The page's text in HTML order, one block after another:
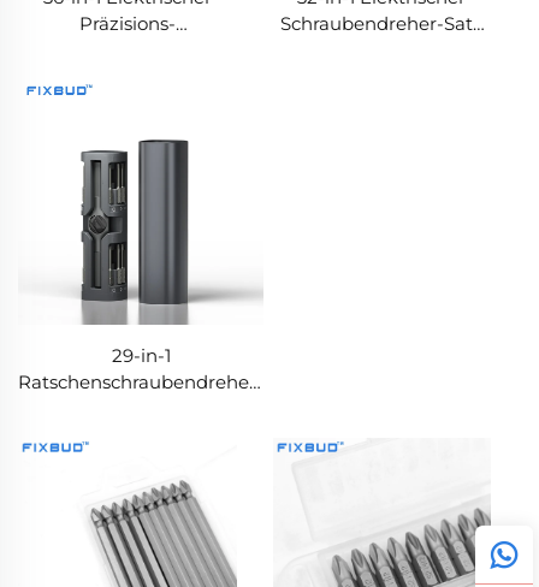
Präzisions-
Schraubendreher-Satz
29-in-1
Ratschenschraubendreher-